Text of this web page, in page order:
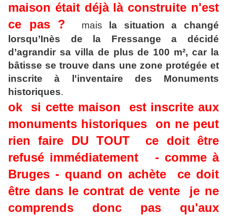
maison était déjà là construite n'est
ce pas ?
mais
la situation a changé
lorsqu’Inès de la Fressange a décidé
d’agrandir sa villa de plus de 100 m², car la
bâtisse se trouve dans une zone protégée et
inscrite à l'inventaire des Monuments
historiques.
ok si cette maison est inscrite aux
monuments historiques on ne peut
rien faire DU TOUT ce doit être
refusé immédiatement - comme à
Bruges - quand on achète ce doit
être dans le contrat de vente je ne
comprends donc pas qu'aux